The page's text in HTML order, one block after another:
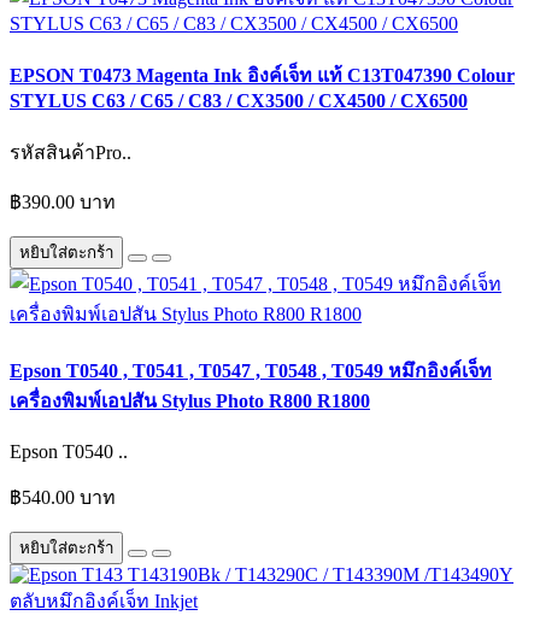
EPSON T0473 Magenta Ink อิงค์เจ็ท แท้ C13T047390 Colour
STYLUS C63 / C65 / C83 / CX3500 / CX4500 / CX6500
รหัสสินค้าPro..
฿390.00 บาท
หยิบใส่ตะกร้า
Epson T0540 , T0541 , T0547 , T0548 , T0549 หมึกอิงค์เจ็ท
เครื่องพิมพ์เอปสัน Stylus Photo R800 R1800
Epson T0540 ..
฿540.00 บาท
หยิบใส่ตะกร้า